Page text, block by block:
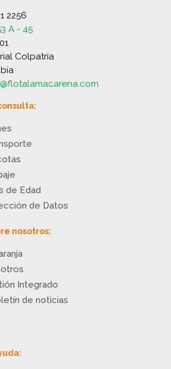
2256
A - 45
Colpatria
de Edad
de Datos
nosotros:
Integrado
de noticias